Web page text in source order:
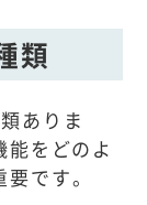
類
ありま
をどのよ
です。